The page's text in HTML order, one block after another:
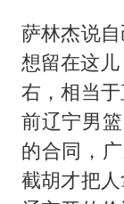
萨林杰说
想留在这
右，相当
前辽宁男
的合同，
截胡才把